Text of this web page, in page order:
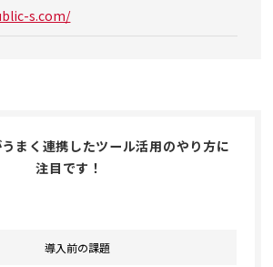
s.com/
まく連携したツール活用のやり方に
注目です！
導入前の課題